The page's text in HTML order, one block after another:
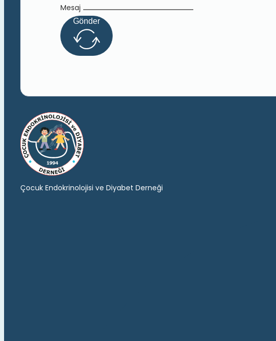
Mesaj
Gönder
Çocuk Endokrinolojisi ve Diyabet Derneği